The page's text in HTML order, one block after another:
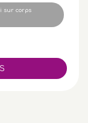
sur corps